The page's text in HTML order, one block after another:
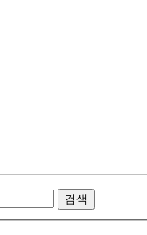
검색